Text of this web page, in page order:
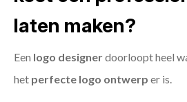
laten maken?
Een logo designerdoorloopt heel
het perfecte logo ontwerp er is.